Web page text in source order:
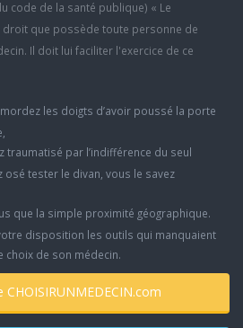
code de la santé publique) « Le
que possède toute personne de
Il doit lui faciliter l'exercice de ce
les doigts d’avoir poussé la porte
traumatisé par l’indifférence du seul
tester le divan, vous le savez
que la simple proximité géographique.
disposition les outils qui manquaient
choix de son médecin.
Le rôle de CHOISIRUNMEDECIN.com